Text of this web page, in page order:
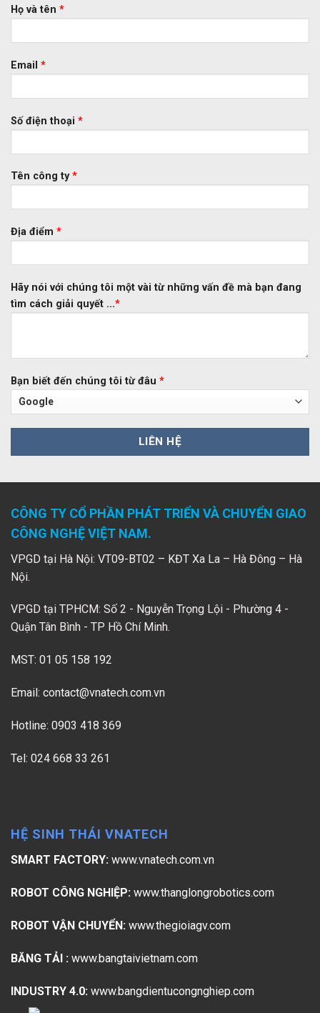
Họ và tên *
Email *
Số điện thoại *
Tên công ty*
Địa điểm *
Hãy nói với chúng tôi một vài từ những vấn đề mà bạn đang
tìm cách giải quyết ...*
Bạn biết đến chúng tôi từ đâu *
CÔNG TY CỔ PHẦN PHÁT TRIỂN VÀ CHUYỂN GIAO
CÔNG NGHỆ VIỆT NAM.
VPGD tại Hà Nội: VT09-BT02 – KĐT Xa La – Hà Đông – Hà
Nội.
VPGD tại TPHCM: Số 2 - Nguyễn Trọng Lội - Phường 4 -
Quận Tân Bình - TP Hồ Chí Minh.
MST: 01 05 158 192
Email: contact@vnatech.com.vn
Hotline: 0903 418 369
Tel: 024 668 33 261
HỆ SINH THÁI VNATECH
SMART FACTORY: www.vnatech.com.vn
ROBOT CÔNG NGHIỆP: www.thanglongrobotics.com
ROBOT VẬN CHUYỂN: www.thegioiagv.com
BĂNG TẢI : www.bangtaivietnam.com
INDUSTRY 4.0: www.bangdientucongnghiep.com